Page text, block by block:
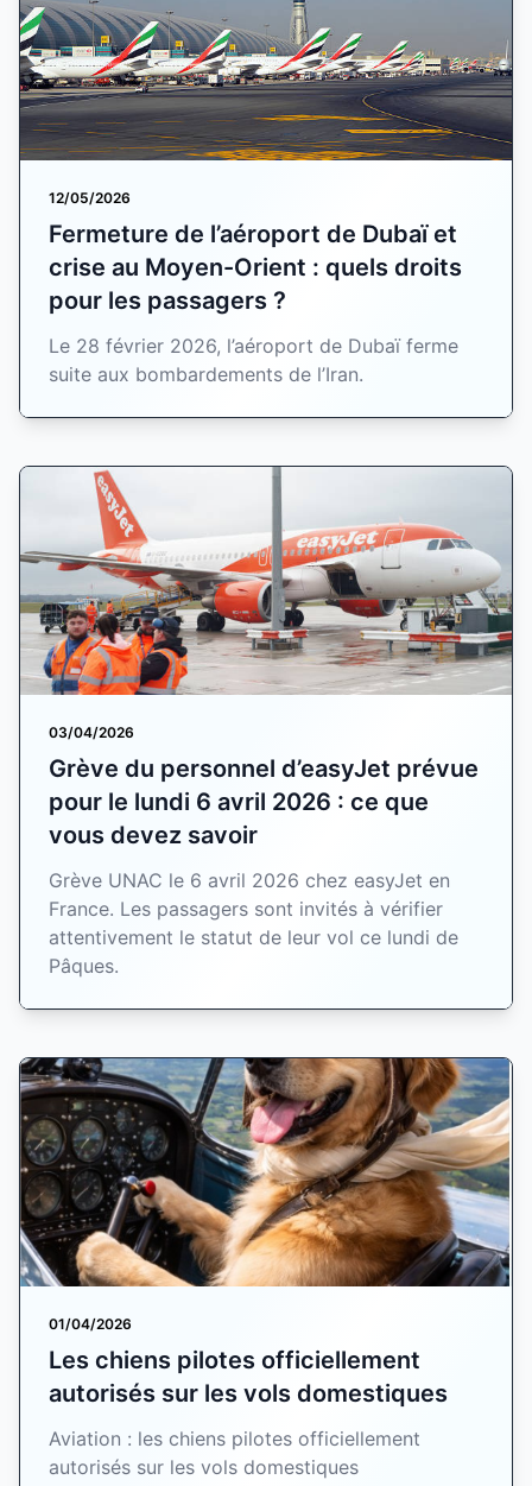
12/05/2026
Fermeture de l’aéroport de Dubaï et
crise au Moyen-Orient : quels droits
pour les passagers ?
Le 28 février 2026, l’aéroport de Dubaï ferme
suite aux bombardements de l’Iran.
03/04/2026
Grève du personnel d’easyJet prévue
pour le lundi 6 avril 2026 : ce que
vous devez savoir
Grève UNAC le 6 avril 2026 chez easyJet en
France. Les passagers sont invités à vérifier
attentivement le statut de leur vol ce lundi de
Pâques.
01/04/2026
Les chiens pilotes officiellement
autorisés sur les vols domestiques
Aviation : les chiens pilotes officiellement
autorisés sur les vols domestiques